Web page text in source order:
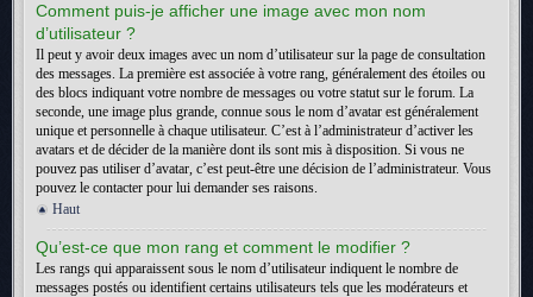
Comment puis-je afficher une image avec mon nom
d’utilisateur ?
Il peut y avoir deux images avec un nom d’utilisateur sur la page de consultation
des messages. La première est associée à votre rang, généralement des étoiles ou
des blocs indiquant votre nombre de messages ou votre statut sur le forum. La
seconde, une image plus grande, connue sous le nom d’avatar est généralement
unique et personnelle à chaque utilisateur. C’est à l’administrateur d’activer les
avatars et de décider de la manière dont ils sont mis à disposition. Si vous ne
pouvez pas utiliser d’avatar, c’est peut-être une décision de l’administrateur. Vous
pouvez le contacter pour lui demander ses raisons.
Haut
Qu’est-ce que mon rang et comment le modifier ?
Les rangs qui apparaissent sous le nom d’utilisateur indiquent le nombre de
messages postés ou identifient certains utilisateurs tels que les modérateurs et